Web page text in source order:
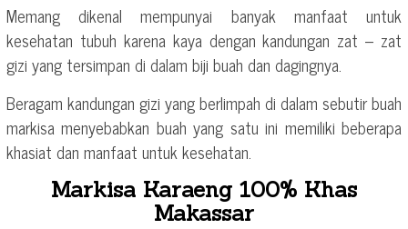
Memang dikenal mempunyai banyak manfaat untuk
kesehatan tubuh karena kaya dengan kandungan zat – zat
gizi yang tersimpan di dalam biji buah dan dagingnya.
Beragam kandungan gizi yang berlimpah di dalam sebutir buah
markisa menyebabkan buah yang satu ini memiliki beberapa
khasiat dan manfaat untuk kesehatan.
Markisa Karaeng 100% Khas
Makassar